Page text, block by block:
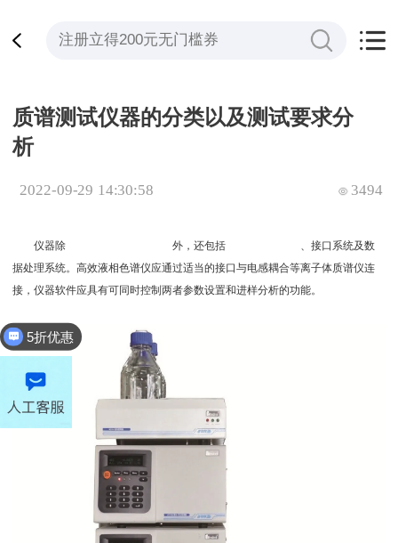
质谱测试仪器的分类以及测试要求分
析
2022-09-29 14:30:58 3494
仪器除 电感耦合等离子质谱仪外，还包括
、接口系统及数
据处理系统。高效液相色谱仪应通过适当的接口与电感耦合等离子体质谱仪连
接，仪器软件应具有可同时控制两者参数设置和进样分析的功能。
5折优惠